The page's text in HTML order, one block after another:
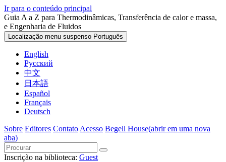
Ir para o conteúdo principal
Guia A a Z para Thermodinâmicas, Transferência de calor e massa,
e Engenharia de Fluidos
Localização menu suspenso Português
English
Русский
中文
日本語
Español
Français
Deutsch
Sobre Editores Contato Acesso Begell House(abrir em uma nova
aba)
Inscrição na biblioteca: Guest